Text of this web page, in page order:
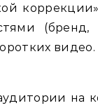
видео.
на